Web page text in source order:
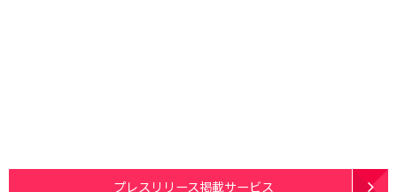
プレスリリース掲載サービス